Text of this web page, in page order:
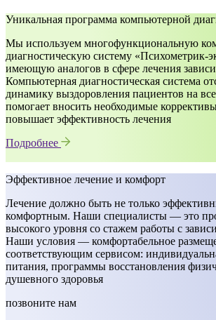
Уникальная программа компьютерной
Мы используем многофункциональную
диагностическую систему «Психометрик-
имеющую аналогов в сфере лечения
Компьютерная диагностическая система
динамику выздоровления пациентов на
помогает вносить необходимые
повышает эффективность лечения
Подробнее
Эффективное лечение и комфорт
Лечение должно быть не только
комфортным. Наши специалисты — это
высокого уровня со стажем работы с
Наши условия — комфортабельное
соответствующим сервисом:
питания, программы восстановления
душевного здоровья
позвоните нам